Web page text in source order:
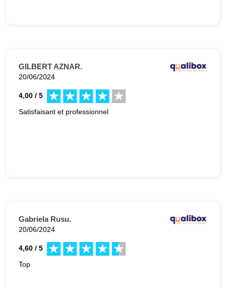
GILBERT AZNAR.
20/06/2024
4,00 / 5
Satisfaisant et professionnel
Gabriela Rusu.
20/06/2024
4,60 / 5
Top